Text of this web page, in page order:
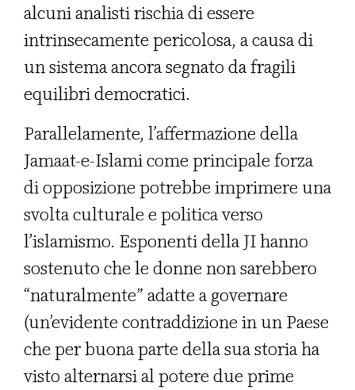
alcuni analisti rischia di essere
intrinsecamente pericolosa, a causa di
un sistema ancora segnato da fragili
equilibri democratici.
Parallelamente, l’affermazione della
Jamaat-e-Islami come principale forza
di opposizione potrebbe imprimere una
svolta culturale e politica verso
l’islamismo. Esponenti della JI hanno
sostenuto che le donne non sarebbero
“naturalmente” adatte a governare
(un’evidente contraddizione in un Paese
che per buona parte della sua storia ha
visto alternarsi al potere due prime